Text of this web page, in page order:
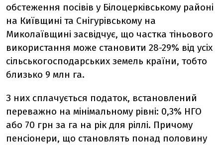
обстеження посівів у Білоцерківському районі
на Київщині та Снігурівському на
Миколаївщині засвідчує, що частка тіньового
використання може становити 28-29% від усіх
сільськогосподарських земель країни, тобто
близько 9 млн га.
З них сплачується податок, встановлений
переважно на мінімальному рівні: 0,3% НГО
або 70 грн за га на рік для ріллі. Причому
пенсіонери, що становлять понад половину